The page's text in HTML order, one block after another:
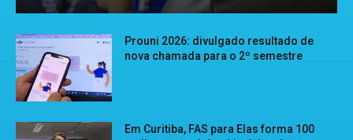
Prouni 2026: divulgado resultado de
nova chamada para o 2º semestre
Em Curitiba, FAS para Elas forma 100